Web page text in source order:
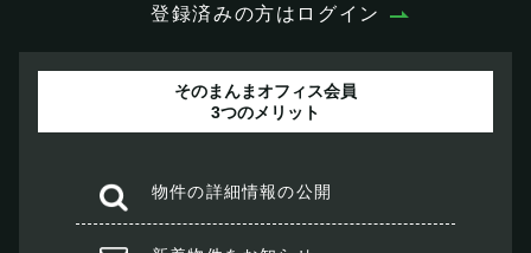
登録済みの方はログイン
そのまんまオフィス会員
3つのメリット
物件の詳細情報の公開